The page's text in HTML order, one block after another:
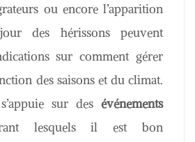
ou encore l’apparition
des hérissons peuvent
sur comment gérer
des saisons et du climat.
sur des événements
lesquels il est bon